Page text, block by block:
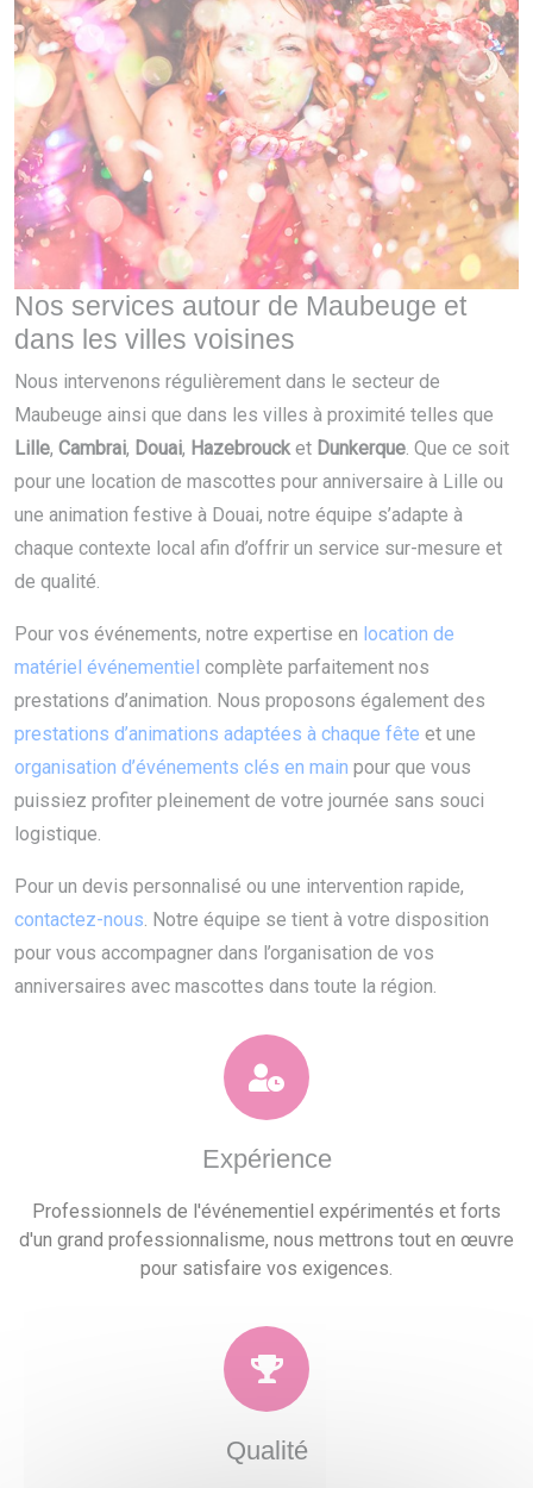
Nos services autour de Maubeuge et
dans les villes voisines
Nous intervenons régulièrement dans le secteur de
Maubeuge ainsi que dans les villes à proximité telles que
Lille, Cambrai, Douai, Hazebroucket Dunkerque. Que ce soit
pour une location de mascottes pour anniversaire à Lille ou
une animation festive à Douai, notre équipe s’adapte à
chaque contexte local afin d’offrir un service sur-mesure et
de qualité.
Pour vos événements, notre expertise en location de
matériel événementiel complète parfaitement nos
prestations d’animation. Nous proposons également des
prestations d’animations adaptées à chaque fête et une
organisation d’événements clés en main pour que vous
puissiez profiter pleinement de votre journée sans souci
logistique.
Pour un devis personnalisé ou une intervention rapide,
contactez-nous. Notre équipe se tient à votre disposition
pour vous accompagner dans l’organisation de vos
anniversaires avec mascottes dans toute la région.
Expérience
Professionnels de l'événementiel expérimentés et forts
d'un grand professionnalisme, nous mettrons tout en œuvre
pour satisfaire vos exigences.
Qualité